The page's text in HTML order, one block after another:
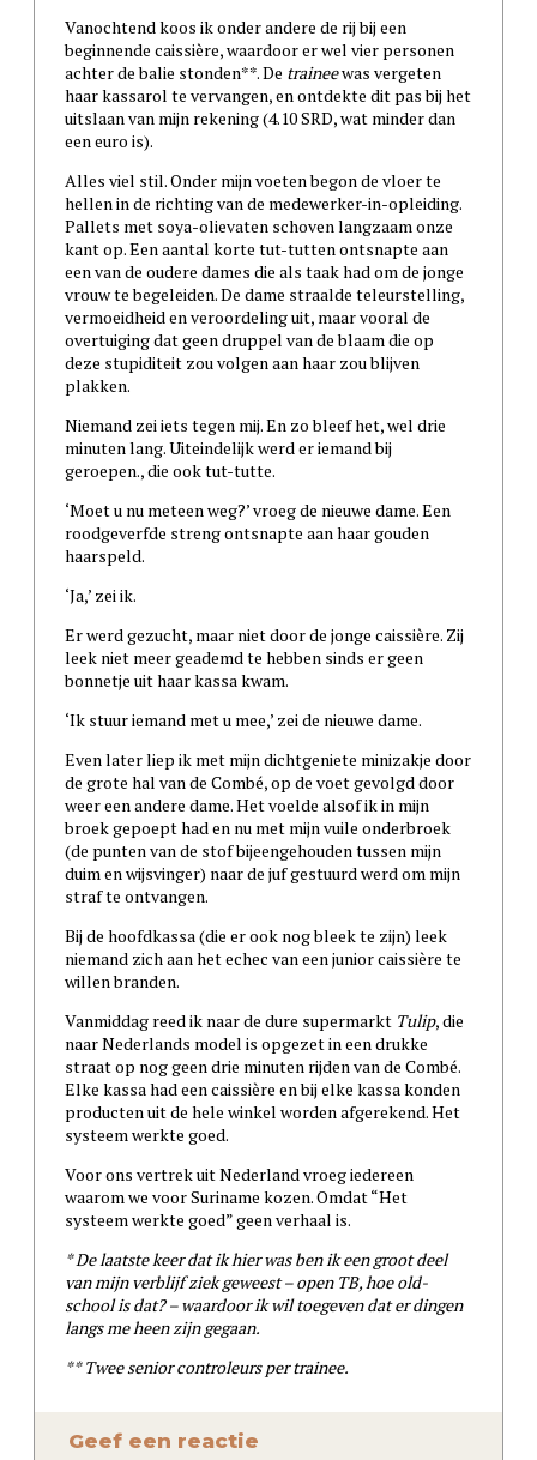
Vanochtend koos ik onder andere de rij bij een
beginnende caissière, waardoor er wel vier personen
achter de balie stonden**. De traineewas vergeten
haar kassarol te vervangen, en ontdekte dit pas bij het
uitslaan van mijn rekening (4.10 SRD, wat minder dan
een euro is).
Alles viel stil. Onder mijn voeten begon de vloer te
hellen in de richting van de medewerker-in-opleiding.
Pallets met soya-olievaten schoven langzaam onze
kant op. Een aantal korte tut-tutten ontsnapte aan
een van de oudere dames die als taak had om de jonge
vrouw te begeleiden. De dame straalde teleurstelling,
vermoeidheid en veroordeling uit, maar vooral de
overtuiging dat geen druppel van de blaam die op
deze stupiditeit zou volgen aan haar zou blijven
plakken.
Niemand zei iets tegen mij. En zo bleef het, wel drie
minuten lang. Uiteindelijk werd er iemand bij
geroepen., die ook tut-tutte.
‘Moet u nu meteen weg?’ vroeg de nieuwe dame. Een
roodgeverfde streng ontsnapte aan haar gouden
haarspeld.
‘Ja,’ zei ik.
Er werd gezucht, maar niet door de jonge caissière. Zij
leek niet meer geademd te hebben sinds er geen
bonnetje uit haar kassa kwam.
‘Ik stuur iemand met u mee,’ zei de nieuwe dame.
Even later liep ik met mijn dichtgeniete minizakje door
de grote hal van de Combé, op de voet gevolgd door
weer een andere dame. Het voelde alsof ik in mijn
broek gepoept had en nu met mijn vuile onderbroek
(de punten van de stof bijeengehouden tussen mijn
duim en wijsvinger) naar de juf gestuurd werd om mijn
straf te ontvangen.
Bij de hoofdkassa (die er ook nog bleek te zijn) leek
niemand zich aan het echec van een junior caissière te
willen branden.
Vanmiddag reed ik naar de dure supermarkt Tulip, die
naar Nederlands model is opgezet in een drukke
straat op nog geen drie minuten rijden van de Combé.
Elke kassa had een caissière en bij elke kassa konden
producten uit de hele winkel worden afgerekend. Het
systeem werkte goed.
Voor ons vertrek uit Nederland vroeg iedereen
waarom we voor Suriname kozen. Omdat “Het
systeem werkte goed” geen verhaal is.
* De laatste keer dat ik hier was ben ik een groot deel
van mijn verblijf ziek geweest – open TB, hoe old-
school is dat? – waardoor ik wil toegeven dat er dingen
langs me heen zijn gegaan.
** Twee senior controleurs per trainee.
Geef een reactie